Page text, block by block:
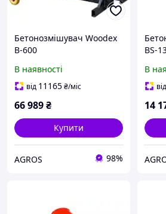
Бетонозмішувач Woodex
B-600
В наявності
від 11165₴/міс
66 989₴
Купити
AGROS 98%
BS-
В
від
14